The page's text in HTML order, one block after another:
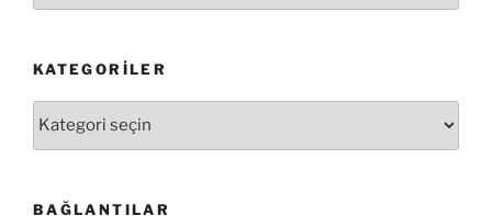
KATEGORILER
BAĞLANTILAR